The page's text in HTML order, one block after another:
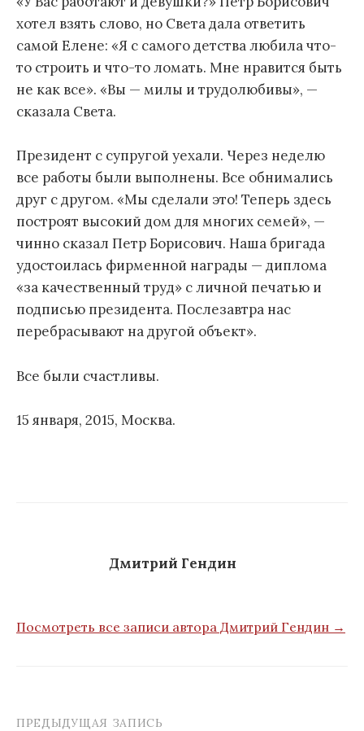
хотел взять слово, но Света дала ответить
самой Елене: «Я с самого детства любила что-
то строить и что-то ломать. Мне нравится быть
не как все». «Вы — милы и трудолюбивы», —
сказала Света.
Президент с супругой уехали. Через неделю
все работы были выполнены. Все обнимались
друг с другом. «Мы сделали это! Теперь здесь
построят высокий дом для многих семей», —
чинно сказал Петр Борисович. Наша бригада
удостоилась фирменной награды — диплома
«за качественный труд» с личной печатью и
подписью президента. Послезавтра нас
перебрасывают на другой объект».
Все были счастливы.
15 января, 2015, Москва.
Дмитрий Гендин
Посмотреть все записи автора Дмитрий Гендин →
ПРЕДЫДУЩАЯ ЗАПИСЬ